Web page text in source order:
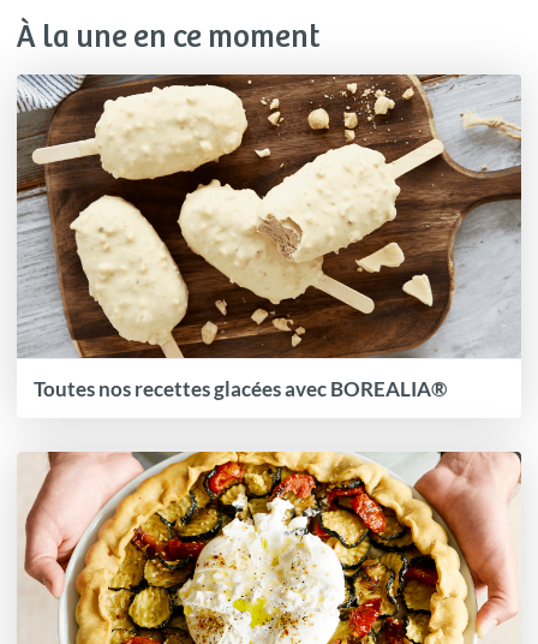
À la une en ce moment
Toutes nos recettes glacées avec BOREALIA®